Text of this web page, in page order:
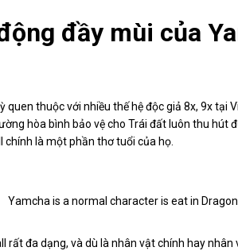
đầy mùi của
quen thuộc với nhiều thế hệ độc giả 8x, 9x tại
hòa bình bảo vệ cho Trái đất luôn thu hút
chính là một phần thơ tuổi của họ.
Yamcha is a normal character is eat in Dragon
rất đa dạng, và dù là nhân vật chính hay